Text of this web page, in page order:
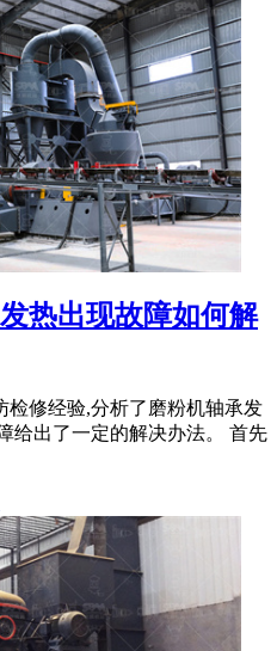
热出现故障如何解
检修经验,分析了磨粉机轴承发
给出了一定的解决办法。 首先